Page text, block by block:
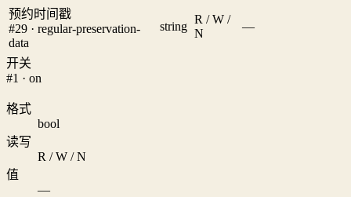
预约时间戳
#29 · regular-preservation-
data
string
R / W /
N
—
开关
#1 · on
格式
bool
读写
R / W / N
值
—